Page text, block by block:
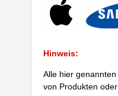
Hinweis:
Alle hier
von Produkten